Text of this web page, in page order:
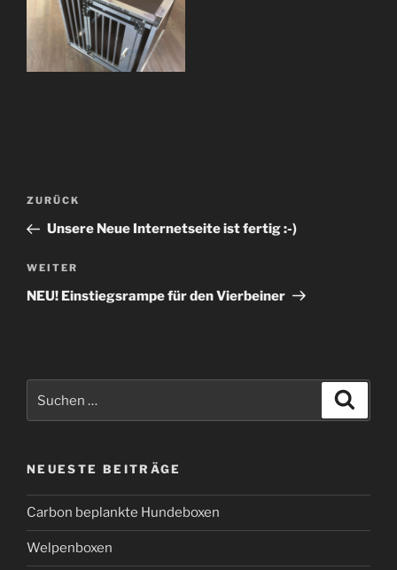
Beitragsnavigation
Vorheriger
Beitrag
ZURÜCK
Unsere Neue Internetseite ist fertig :-)
Nächster
Beitrag
WEITER
NEU! Einstiegsrampe für den Vierbeiner
NEUESTE BEITRÄGE
Carbon beplankte Hundeboxen
Welpenboxen